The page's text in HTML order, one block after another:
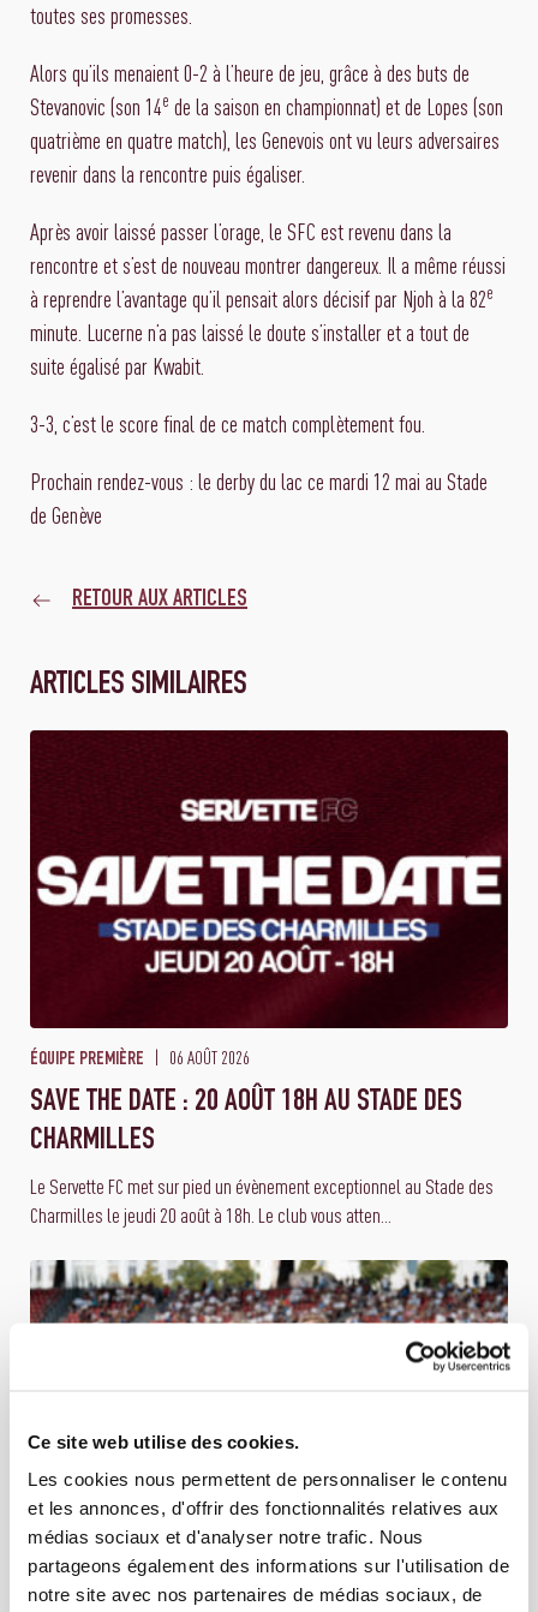
Ce site web utilise des cookies.
Les cookies nous permettent de personnaliser le contenu
et les annonces, d'offrir des fonctionnalités relatives aux
médias sociaux et d'analyser notre trafic. Nous
partageons également des informations sur l'utilisation de
notre site avec nos partenaires de médias sociaux, de
toutes ses promesses.
Alors qu’ils menaient 0-2 à l’heure de jeu, grâce à des buts de
Stevanovic (son 14e de la saison en championnat) et de Lopes (son
quatrième en quatre match), les Genevois ont vu leurs adversaires
revenir dans la rencontre puis égaliser.
Après avoir laissé passer l’orage, le SFC est revenu dans la
rencontre et s’est de nouveau montrer dangereux. Il a même réussi
à reprendre l’avantage qu’il pensait alors décisif par Njoh à la 82e
minute. Lucerne n’a pas laissé le doute s’installer et a tout de
suite égalisé par Kwabit.
3-3, c’est le score final de ce match complètement fou.
Prochain rendez-vous : le derby du lac ce mardi 12 mai au Stade
de Genève
RETOUR AUX ARTICLES
ARTICLES SIMILAIRES
ÉQUIPE PREMIÈRE 06 AOÛT 2026
SAVE THE DATE : 20 AOÛT 18H AU STADE DES
CHARMILLES
Le Servette FC met sur pied un évènement exceptionnel au Stade des
Charmilles le jeudi 20 août à 18h. Le club vous atten...
ÉQUIPE PREMIÈRE 01 AOÛT 2026